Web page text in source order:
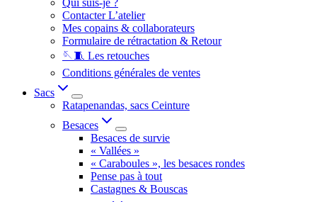
Qui suis-je ?
Contacter L’atelier
Mes copains & collaborateurs
Formulaire de rétractation & Retour
🪡🧵 Les retouches
Conditions générales de ventes
Sacs
Ratapenandas, sacs Ceinture
Besaces
Besaces de survie
« Vallées »
« Caraboules », les besaces rondes
Pense pas à tout
Castagnes & Bouscas